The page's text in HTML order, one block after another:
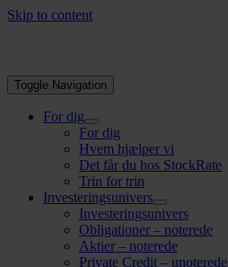
Skip to content
Toggle Navigation
For dig
For dig
Hvem hjælper vi
Det får du hos StockRate
Trin for trin
Investeringsunivers
Investeringsunivers
Obligationer – noterede
Aktier – noterede
Private Credit – unoterede